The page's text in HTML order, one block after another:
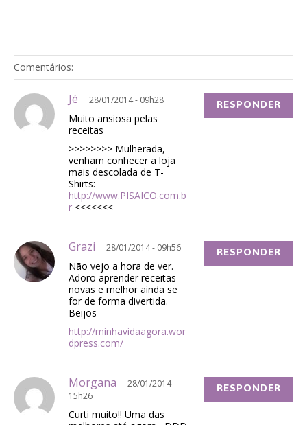
Comentários:
Jé 28/01/2014 - 09h28
Muito ansiosa pelas
receitas
>>>>>>>> Mulherada,
venham conhecer a loja
mais descolada de T-
Shirts:
http://www.PISAICO.com.b
r <<<<<<<
RESPONDER
Grazi 28/01/2014 - 09h56
Não vejo a hora de ver.
Adoro aprender receitas
novas e melhor ainda se
for de forma divertida.
Beijos
http://minhavidaagora.wor
dpress.com/
RESPONDER
Morgana
28/01/2014 -
15h26
Curti muito!! Uma das
RESPONDER